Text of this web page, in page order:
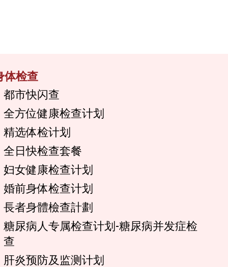
体检查
都市快闪查
全方位健康检查计划
精选体检计划
全日快检查套餐
妇女健康检查计划
婚前身体检查计划
長者身體檢查計劃
糖尿病人专属检查计划-糖尿病并发症检
查
肝炎预防及监测计划